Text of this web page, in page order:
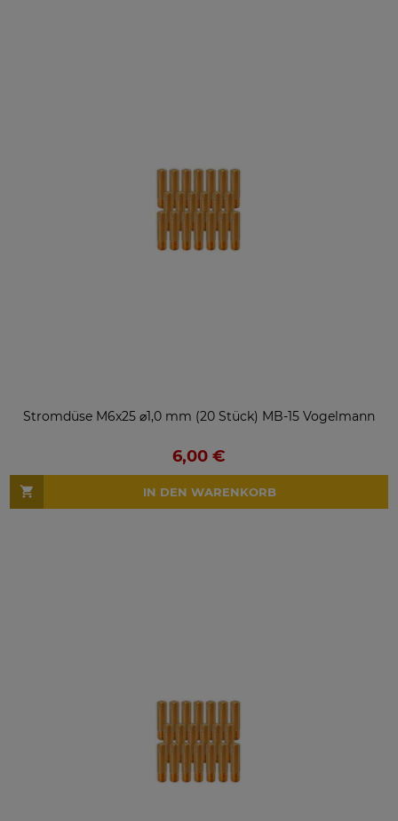
Stromdüse M6x25 ⌀1,0 mm (20 Stück) MB-15 Vogelmann
6,00 €
IN DEN WARENKORB